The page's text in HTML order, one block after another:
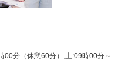
00分（休憩60分）,土:09時00分～